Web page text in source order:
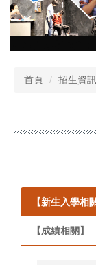
首頁 招生資訊
【新生入學相
【成績相關】